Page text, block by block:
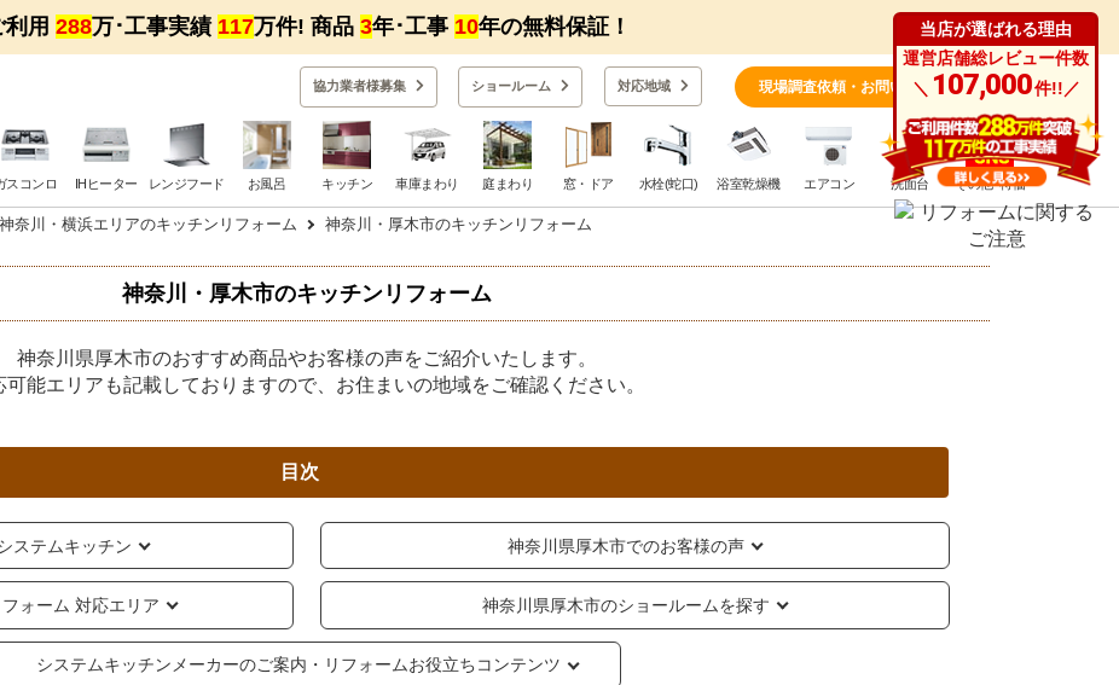
利用 288万･工事実績 117万件! 商品 3年･工事 10年の無料保証！
協力業者様募集 ショールーム 対応地域 0
現場調査依頼・お問い合わせ
スコンロ IHヒーター レンジフード お風呂 キッチン 車庫まわり 庭まわり 窓・ドア 水栓(蛇口) 浴室乾燥機 エアコン 洗面台 その他･特価
神奈川・横浜エリアのキッチンリフォーム 神奈川・厚木市のキッチンリフォーム
神奈川・厚木市のキッチンリフォーム
神奈川県厚木市のおすすめ商品やお客様の声をご紹介いたします。
可能エリアも記載しておりますので、お住まいの地域をご確認ください。
目次
ステムキッチン 神奈川県厚木市でのお客様の声
ォーム 対応エリア 神奈川県厚木市のショールームを探す
システムキッチンメーカーのご案内・リフォームお役立ちコンテンツ
当店が選ばれる理由
運営店舗総レビュー件数
＼ 107,000件!!／